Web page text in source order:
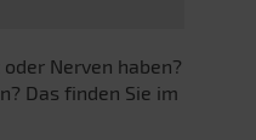
Nerven haben?
Das finden Sie im